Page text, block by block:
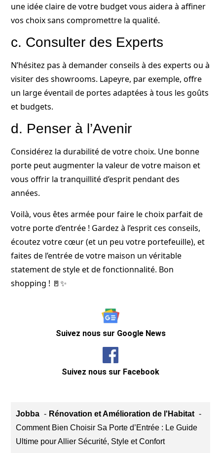
une idée claire de votre budget vous aidera à affiner
vos choix sans compromettre la qualité.
c. Consulter des Experts
N’hésitez pas à demander conseils à des experts ou à
visiter des showrooms. Lapeyre, par exemple, offre
un large éventail de portes adaptées à tous les goûts
et budgets.
d. Penser à l’Avenir
Considérez la durabilité de votre choix. Une bonne
porte peut augmenter la valeur de votre maison et
vous offrir la tranquillité d’esprit pendant des
années.
Voilà, vous êtes armée pour faire le choix parfait de
votre porte d’entrée ! Gardez à l’esprit ces conseils,
écoutez votre cœur (et un peu votre portefeuille), et
faites de l’entrée de votre maison un véritable
statement de style et de fonctionnalité. Bon
shopping ! 🚪✨
Suivez nous sur Google News
Suivez nous sur Facebook
Jobba
Rénovation et Amélioration de l'Habitat
Comment Bien Choisir Sa Porte d’Entrée : Le Guide
Ultime pour Allier Sécurité, Style et Confort